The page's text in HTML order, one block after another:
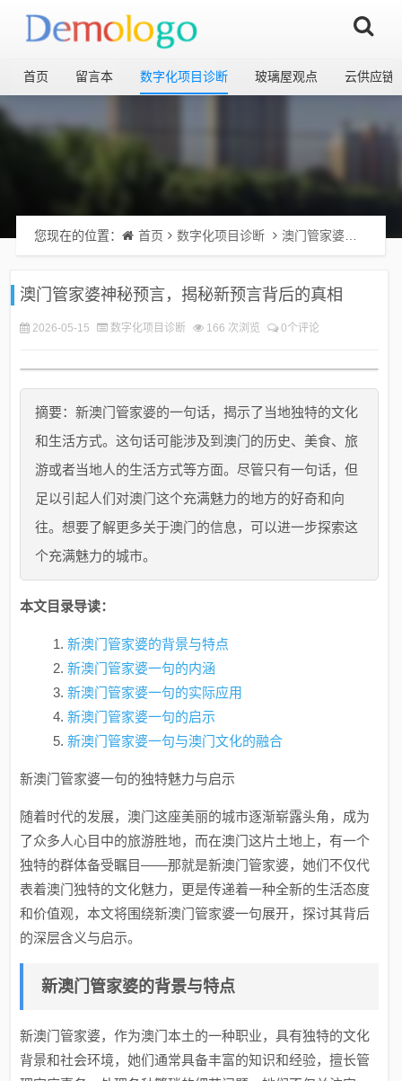
首页 留言本 数字化项目诊断 玻璃屋观点 云供应链
您现在的位置： 首页 数字化项目诊断 澳门管家婆神秘预言，揭秘新预言背后的真相
澳门管家婆神秘预言，揭秘新预言背后的真相
2026-05-15 数字化项目诊断 166 次浏览 0个评论
摘要：新澳门管家婆的一句话，揭示了当地独特的文化
和生活方式。这句话可能涉及到澳门的历史、美食、旅
游或者当地人的生活方式等方面。尽管只有一句话，但
足以引起人们对澳门这个充满魅力的地方的好奇和向
往。想要了解更多关于澳门的信息，可以进一步探索这
个充满魅力的城市。
本文目录导读：
新澳门管家婆的背景与特点
新澳门管家婆一句的内涵
新澳门管家婆一句的实际应用
新澳门管家婆一句的启示
新澳门管家婆一句与澳门文化的融合
新澳门管家婆一句的独特魅力与启示
随着时代的发展，澳门这座美丽的城市逐渐崭露头角，成为
了众多人心目中的旅游胜地，而在澳门这片土地上，有一个
独特的群体备受瞩目——那就是新澳门管家婆，她们不仅代
表着澳门独特的文化魅力，更是传递着一种全新的生活态度
和价值观，本文将围绕新澳门管家婆一句展开，探讨其背后
的深层含义与启示。
新澳门管家婆的背景与特点
新澳门管家婆，作为澳门本土的一种职业，具有独特的文化
背景和社会环境，她们通常具备丰富的知识和经验，擅长管